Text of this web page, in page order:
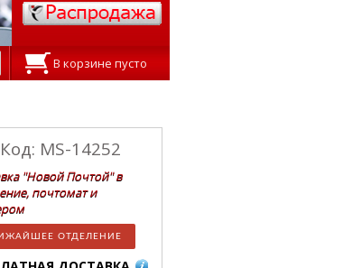
В корзине пусто
Код: MS-14252
"Новой Почтой" в
почтомат и
ОТДЕЛЕНИЕ